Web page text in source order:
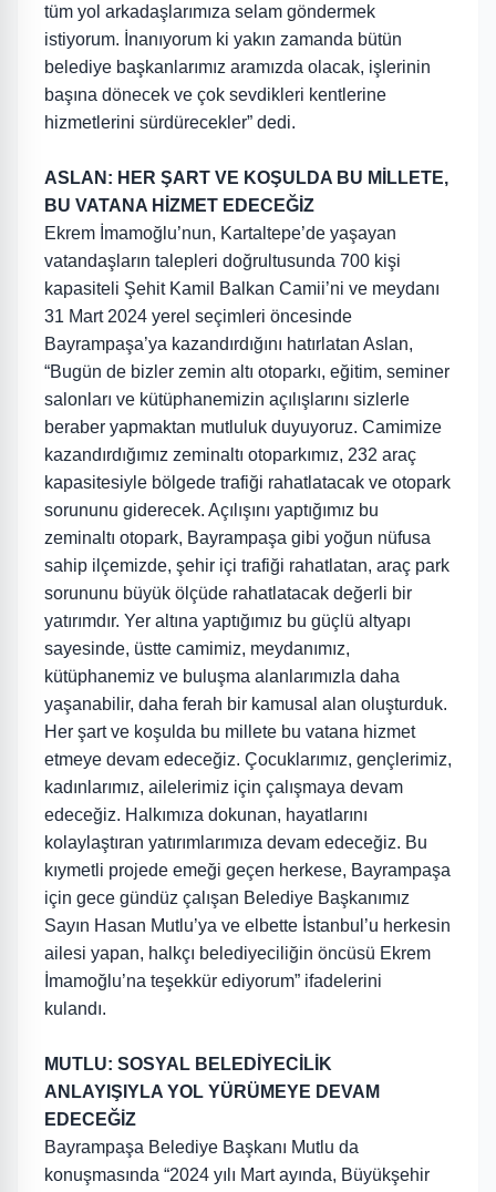
tüm yol arkadaşlarımıza selam göndermek
istiyorum. İnanıyorum ki yakın zamanda bütün
belediye başkanlarımız aramızda olacak, işlerinin
başına dönecek ve çok sevdikleri kentlerine
hizmetlerini sürdürecekler” dedi.
ASLAN: HER ŞART VE KOŞULDA BU MİLLETE,
BU VATANA HİZMET EDECEĞİZ
Ekrem İmamoğlu’nun, Kartaltepe’de yaşayan
vatandaşların talepleri doğrultusunda 700 kişi
kapasiteli Şehit Kamil Balkan Camii’ni ve meydanı
31 Mart 2024 yerel seçimleri öncesinde
Bayrampaşa’ya kazandırdığını hatırlatan Aslan,
“Bugün de bizler zemin altı otoparkı, eğitim, seminer
salonları ve kütüphanemizin açılışlarını sizlerle
beraber yapmaktan mutluluk duyuyoruz. Camimize
kazandırdığımız zeminaltı otoparkımız, 232 araç
kapasitesiyle bölgede trafiği rahatlatacak ve otopark
sorununu giderecek. Açılışını yaptığımız bu
zeminaltı otopark, Bayrampaşa gibi yoğun nüfusa
sahip ilçemizde, şehir içi trafiği rahatlatan, araç park
sorununu büyük ölçüde rahatlatacak değerli bir
yatırımdır. Yer altına yaptığımız bu güçlü altyapı
sayesinde, üstte camimiz, meydanımız,
kütüphanemiz ve buluşma alanlarımızla daha
yaşanabilir, daha ferah bir kamusal alan oluşturduk.
Her şart ve koşulda bu millete bu vatana hizmet
etmeye devam edeceğiz. Çocuklarımız, gençlerimiz,
kadınlarımız, ailelerimiz için çalışmaya devam
edeceğiz. Halkımıza dokunan, hayatlarını
kolaylaştıran yatırımlarımıza devam edeceğiz. Bu
kıymetli projede emeği geçen herkese, Bayrampaşa
için gece gündüz çalışan Belediye Başkanımız
Sayın Hasan Mutlu’ya ve elbette İstanbul’u herkesin
ailesi yapan, halkçı belediyeciliğin öncüsü Ekrem
İmamoğlu’na teşekkür ediyorum” ifadelerini
kulandı.
MUTLU: SOSYAL BELEDİYECİLİK
ANLAYIŞIYLA YOL YÜRÜMEYE DEVAM
EDECEĞİZ
Bayrampaşa Belediye Başkanı Mutlu da
konuşmasında “2024 yılı Mart ayında, Büyükşehir